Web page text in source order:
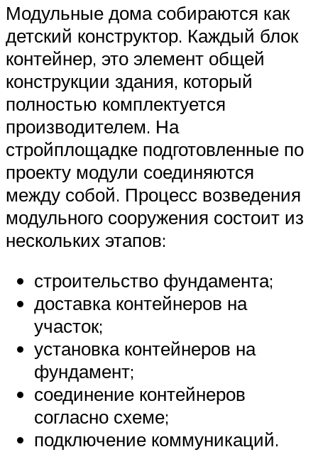
Модульные дома собираются как
детский конструктор. Каждый блок
контейнер, это элемент общей
конструкции здания, который
полностью комплектуется
производителем. На
стройплощадке подготовленные по
проекту модули соединяются
между собой. Процесс возведения
модульного сооружения состоит из
нескольких этапов:
строительство фундамента;
доставка контейнеров на
участок;
установка контейнеров на
фундамент;
соединение контейнеров
согласно схеме;
подключение коммуникаций.